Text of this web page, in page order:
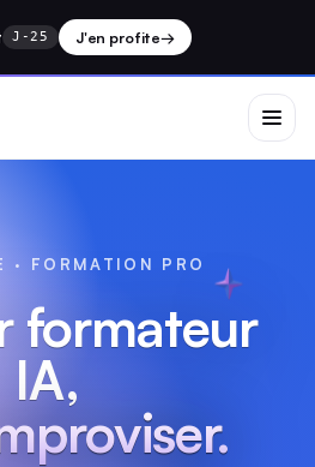
J-25 J'en profite→
· FORMATION PRO
formateur
IA,